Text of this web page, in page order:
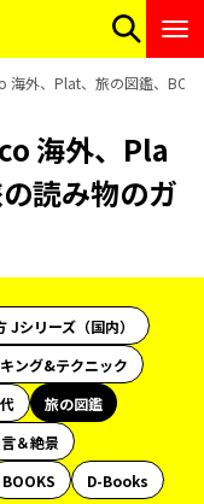
海外、Plat、旅の図鑑、
海外、Pla
読み物のガ
Jシリーズ（国内）
ング&テクニック
旅の図鑑
＆絶景
BOOKS
D-Books